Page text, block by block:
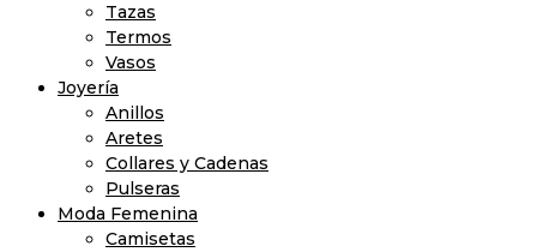
Tazas
Termos
Vasos
Joyería
Anillos
Aretes
Collares y Cadenas
Pulseras
Moda Femenina
Camisetas